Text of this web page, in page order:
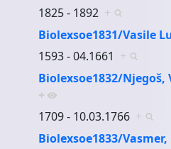
1825 - 1892 +
Biolexsoe1831/Vasile
1593 - 04.1661 +
Biolexsoe1832/Njegoš,
+
1709 - 10.03.1766 +
Biolexsoe1833/